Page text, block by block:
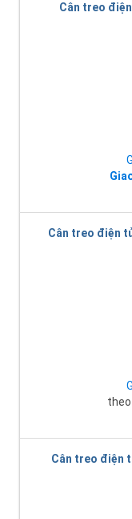
Cân treo
Cân treo điện
Cân treo điện